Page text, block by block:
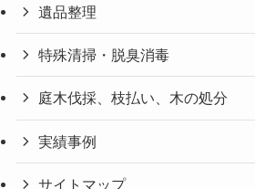
遺品整理
特殊清掃・脱臭消毒
庭木伐採、枝払い、木の処分
実績事例
サイトマップ